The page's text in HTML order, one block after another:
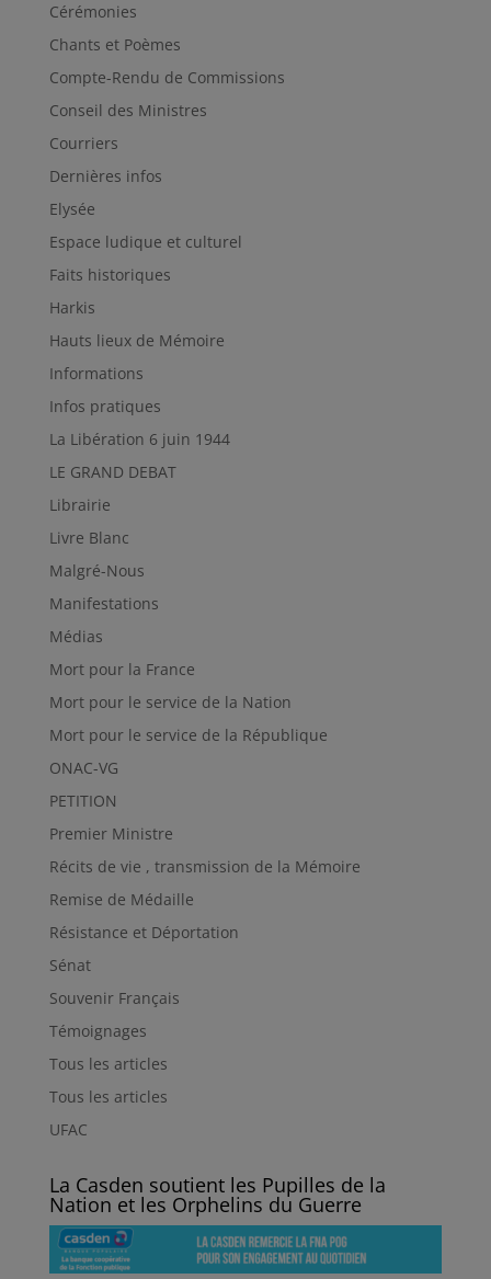
Cérémonies
Chants et Poèmes
Compte-Rendu de Commissions
Conseil des Ministres
Courriers
Dernières infos
Elysée
Espace ludique et culturel
Faits historiques
Harkis
Hauts lieux de Mémoire
Informations
Infos pratiques
La Libération 6 juin 1944
LE GRAND DEBAT
Librairie
Livre Blanc
Malgré-Nous
Manifestations
Médias
Mort pour la France
Mort pour le service de la Nation
Mort pour le service de la République
ONAC-VG
PETITION
Premier Ministre
Récits de vie , transmission de la Mémoire
Remise de Médaille
Résistance et Déportation
Sénat
Souvenir Français
Témoignages
Tous les articles
Tous les articles
UFAC
La Casden soutient les Pupilles de la
Nation et les Orphelins du Guerre